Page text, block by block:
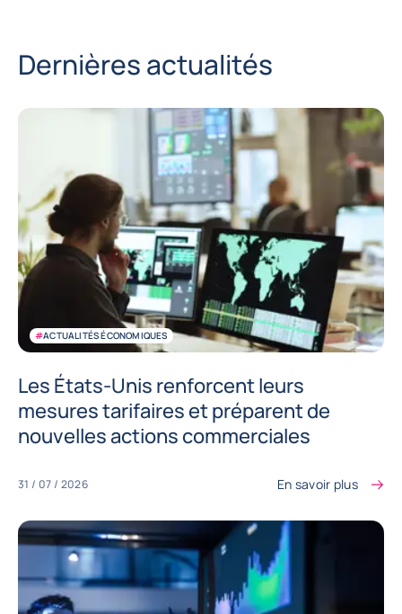
Dernières actualités
#ACTUALITÉS ÉCONOMIQUES
Les États-Unis renforcent leurs
mesures tarifaires et préparent de
nouvelles actions commerciales
31 / 07 / 2026 En savoir plus